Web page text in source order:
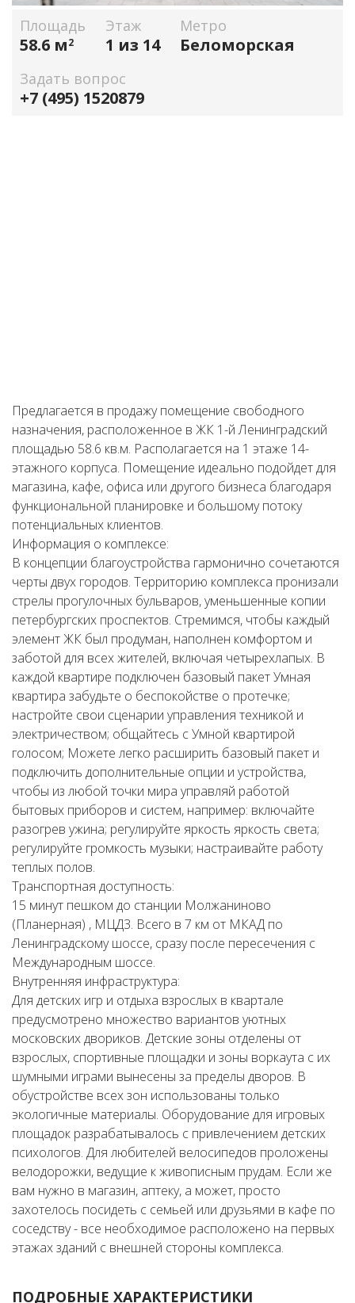
Площадь
58.6 м2
Этаж
1 из 14
Метро
Беломорская
Задать вопрос
+7 (495) 1520879
Предлагается в продажу помещение свободного
назначения, расположенное в ЖК 1-й Ленинградский
площадью 58.6 кв.м. Располагается на 1 этаже 14-
этажного корпуса. Помещение идеально подойдет для
магазина, кафе, офиса или другого бизнеса благодаря
функциональной планировке и большому потоку
потенциальных клиентов.
Информация о комплексе:
В концепции благоустройства гармонично сочетаются
черты двух городов. Территорию комплекса пронизали
стрелы прогулочных бульваров, уменьшенные копии
петербургских проспектов. Стремимся, чтобы каждый
элемент ЖК был продуман, наполнен комфортом и
заботой для всех жителей, включая четырехлапых. В
каждой квартире подключен базовый пакет Умная
квартира забудьте о беспокойстве о протечке;
настройте свои сценарии управления техникой и
электричеством; общайтесь с Умной квартирой
голосом; Можете легко расширить базовый пакет и
подключить дополнительные опции и устройства,
чтобы из любой точки мира управляй работой
бытовых приборов и систем, например: включайте
разогрев ужина; регулируйте яркость яркость света;
регулируйте громкость музыки; настраивайте работу
теплых полов.
Транспортная доступность:
15 минут пешком до станции Молжаниново
(Планерная) , МЦД3. Всего в 7 км от МКАД по
Ленинградскому шоссе, сразу после пересечения с
Международным шоссе.
Внутренняя инфраструктура:
Для детских игр и отдыха взрослых в квартале
предусмотрено множество вариантов уютных
московских двориков. Детские зоны отделены от
взрослых, спортивные площадки и зоны воркаута с их
шумными играми вынесены за пределы дворов. В
обустройстве всех зон использованы только
экологичные материалы. Оборудование для игровых
площадок разрабатывалось с привлечением детских
психологов. Для любителей велосипедов проложены
велодорожки, ведущие к живописным прудам. Если же
вам нужно в магазин, аптеку, а может, просто
захотелось посидеть с семьей или друзьями в кафе по
соседству - все необходимое расположено на первых
этажах зданий с внешней стороны комплекса.
ПОДРОБНЫЕ ХАРАКТЕРИСТИКИ